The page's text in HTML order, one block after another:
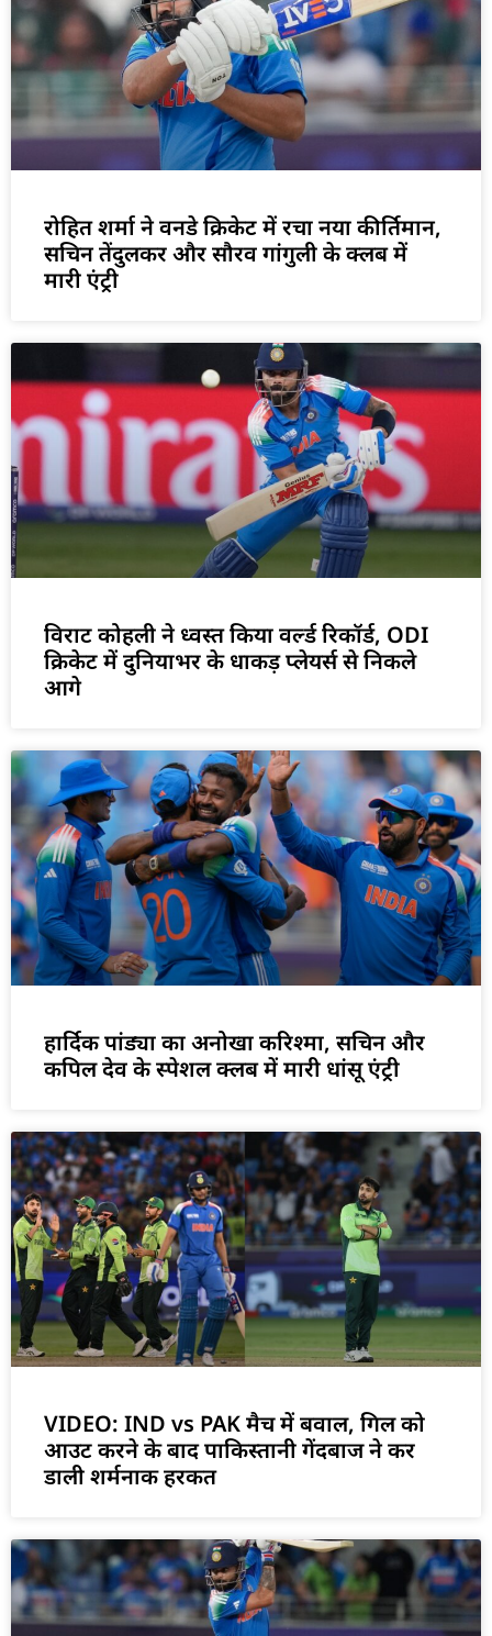
रोहित शर्मा ने वनडे क्रिकेट में रचा नया कीर्तिमान,
सचिन तेंदुलकर और सौरव गांगुली के क्लब में
मारी एंट्री
विराट कोहली ने ध्वस्त किया वर्ल्ड रिकॉर्ड, ODI
क्रिकेट में दुनियाभर के धाकड़ प्लेयर्स से निकले
आगे
हार्दिक पांड्या का अनोखा करिश्मा, सचिन और
कपिल देव के स्पेशल क्लब में मारी धांसू एंट्री
VIDEO: IND vs PAK मैच में बवाल, गिल को
आउट करने के बाद पाकिस्तानी गेंदबाज ने कर
डाली शर्मनाक हरकत